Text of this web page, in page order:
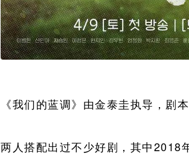
《我们的蓝调》由金泰圭执导，剧
两人搭配出过不少好剧，其中2018